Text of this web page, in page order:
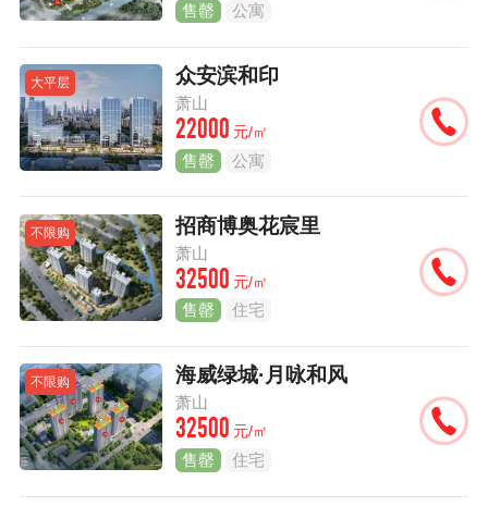
售罄 公寓
大平层 众安滨和印
萧山
22000 元/㎡
售罄 公寓
不限购 招商博奥花宸里
萧山
32500 元/㎡
售罄 住宅
不限购 海威绿城·月咏和风
萧山
32500 元/㎡
售罄 住宅